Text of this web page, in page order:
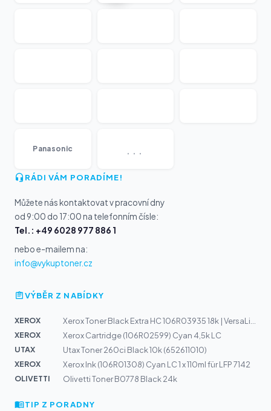
Panasonic ...
RÁDI VÁM PORADÍME!
Můžete nás kontaktovat v pracovní dny
od 9:00 do 17:00 na telefonním čísle:
Tel.: +49 6028 977 886 1
nebo e-mailem na:
info@vykuptoner.cz
VÝBĚR Z NABÍDKY
XEROX
XEROX
Xerox Cartridge (106R02599) Cyan 4,5k LC
UTAX
Utax Toner 260ci Black 10k (652611010)
XEROX
Xerox Ink (106R01308) Cyan LC 1 x 110ml für LFP 7142
OLIVETTI
Olivetti Toner B0778 Black 24k
TIP Z PORADNY